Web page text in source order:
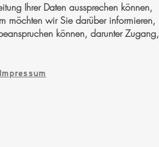
Ihrer Daten aussprechen können,
möchten wir Sie darüber informieren,
können, darunter Zugang,
Impressum